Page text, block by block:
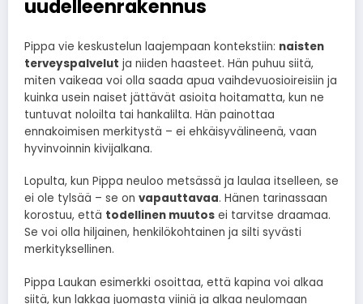
uudelleenrakennus
Pippa vie keskustelun laajempaan kontekstiin: naisten
terveyspalvelut ja niiden haasteet. Hän puhuu siitä,
miten vaikeaa voi olla saada apua vaihdevuosioireisiin ja
kuinka usein naiset jättävät asioita hoitamatta, kun ne
tuntuvat noloilta tai hankalilta. Hän painottaa
ennakoimisen merkitystä – ei ehkäisyvälineenä, vaan
hyvinvoinnin kivijalkana.
Lopulta, kun Pippa neuloo metsässä ja laulaa itselleen, se
ei ole tylsää – se on vapauttavaa. Hänen tarinassaan
korostuu, että todellinen muutos ei tarvitse draamaa.
Se voi olla hiljainen, henkilökohtainen ja silti syvästi
merkityksellinen.
Pippa Laukan esimerkki osoittaa, että kapina voi alkaa
siitä, kun lakkaa juomasta viiniä ja alkaa neulomaan